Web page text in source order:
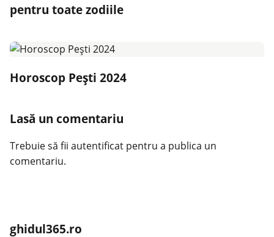
pentru toate zodiile
Horoscop Pești 2024
Lasă un comentariu
Trebuie să fii autentificat pentru a publica un
comentariu.
ghidul365.ro